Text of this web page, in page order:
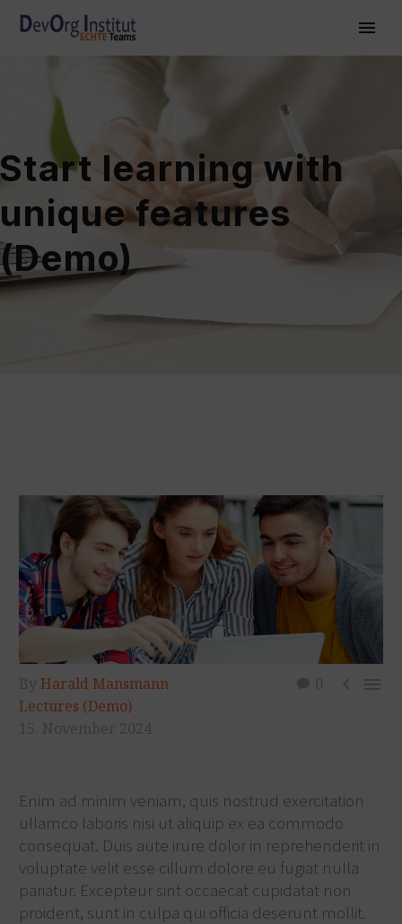
Start learning with
unique features
(Demo)
Harald Mansmann
Lectures (Demo)
Enim ad minim veniam, quis nostrud exercitation
ullamco laboris nisi ut aliquip ex ea commodo
consequat. Duis aute irure dolor in reprehenderit in
voluptate velit esse cillum dolore eu fugiat nulla
pariatur. Excepteur sint occaecat cupidatat non
proident, sunt in culpa qui officia deserunt mollit.